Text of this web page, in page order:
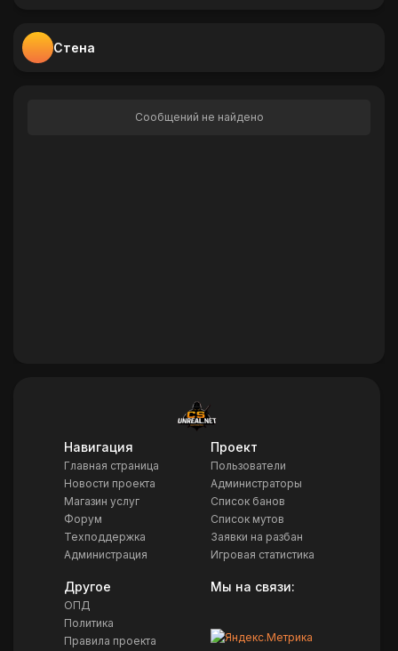
Стена
Сообщений не найдено
Навигация
Главная страница
Новости проекта
Магазин услуг
Форум
Техподдержка
Администрация
Проект
Пользователи
Администраторы
Список банов
Список мутов
Заявки на разбан
Игровая статистика
Другое
ОПД
Политика
Правила проекта
Мы на связи: